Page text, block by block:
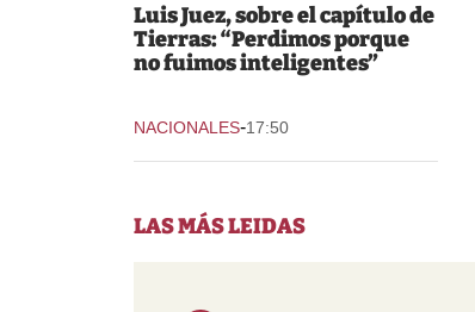
Luis Juez, sobre el capítulo de
Tierras: “Perdimos porque
no fuimos inteligentes”
NACIONALES-17:50
LAS MÁS LEIDAS